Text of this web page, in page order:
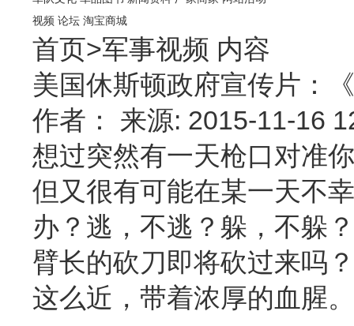
视频 论坛 淘宝商城
首页>军事视频 内容
美国休斯顿政府宣传片：
作者： 来源: 2015-11-16
想过突然有一天枪口对准
但又很有可能在某一天不
办？逃，不逃？躲，不躲
臂长的砍刀即将砍过来吗
这么近，带着浓厚的血腥